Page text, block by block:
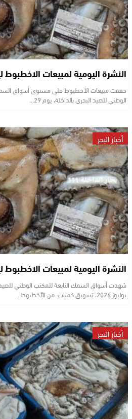
النشرة اليومية لمبيعات الاخطبوط
حققت مبيعات الأخطبوط على مستوى أسواق السمك
الوطني للصيد البحري بالداخلة، يوم 29…
أخبار البحر
النشرة اليومية لمبيعات الاخطبوط ليوم 28
يوليوز 2026، تسويق كميات من الأخطبوط…
أخبار البحر